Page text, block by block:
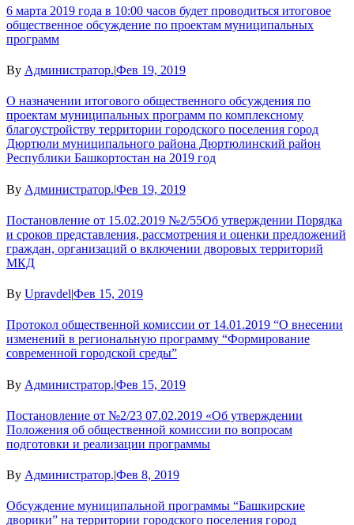
6 марта 2019 года в 10:00 часов будет проводиться итоговое
общественное обсуждение по проектам муниципальных
программ
By Администратор.|Фев 19, 2019
О назначении итогового общественного обсуждения по
проектам муниципальных программ по комплексному
благоустройству территории городского поселения город
Дюртюли муниципального района Дюртюлинский район
Республики Башкортостан на 2019 год
By Администратор.|Фев 19, 2019
Постановление от 15.02.2019 №2/55Об утверждении Порядка
и сроков представления, рассмотрения и оценки предложений
граждан, организаций о включении дворовых территорий
МКД
By Upravdel|Фев 15, 2019
Протокол общественной комиссии от 14.01.2019 “О внесении
изменений в региональную программу “Формирование
современной городской среды”
By Администратор.|Фев 15, 2019
Постановление от №2/23 07.02.2019 «Об утверждении
Положения об общественной комиссии по вопросам
подготовки и реализации программы
By Администратор.|Фев 8, 2019
Обсуждение муниципальной программы “Башкирские
дворики” на территории городского поселения город